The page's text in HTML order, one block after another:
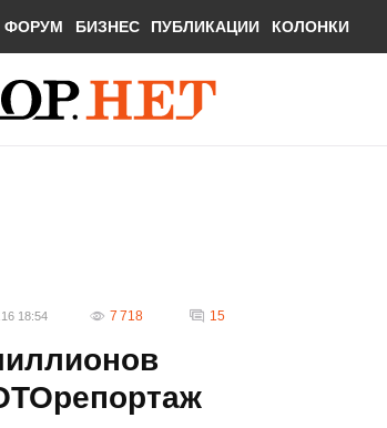
ФОРУМ БИЗНЕС ПУБЛИКАЦИИ КОЛОНКИ
18:54 7 718 15